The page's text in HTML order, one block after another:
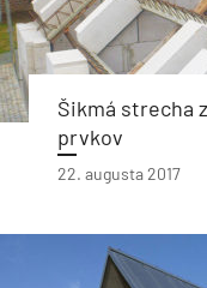
Šikmá strecha
prvkov
22. augusta 2017